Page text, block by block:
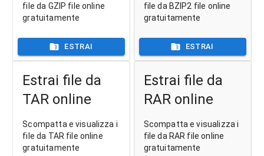
file da GZIP file online
gratuitamente
ESTRAI
file da BZIP2 file online
gratuitamente
ESTRAI
Estrai file da
TAR online
Scompatta e visualizza i
file da TAR file online
gratuitamente
Estrai file da
RAR online
Scompatta e visualizza i
file da RAR file online
gratuitamente